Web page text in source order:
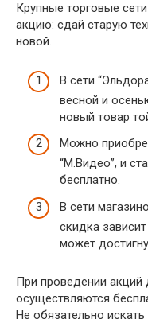
Крупные торговые
акцию: сдай старую
новой.
В сети
весной и
новый товар
Можно
“М.Видео”, и
бесплатно.
В сети
скидка
может
При проведении акций
осуществляются
Не обязательно искать